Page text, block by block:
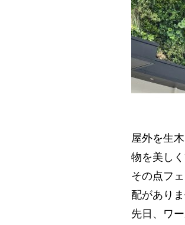
屋外を生
物を美し
その点フ
配があり
先日、ワ